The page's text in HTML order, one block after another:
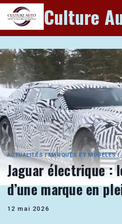
Aller
au
contenu
Culture
ACTUALITÉS|MARQUES ET MODÈLES|
Jaguar électrique :
d’une marque en
12 mai 2026